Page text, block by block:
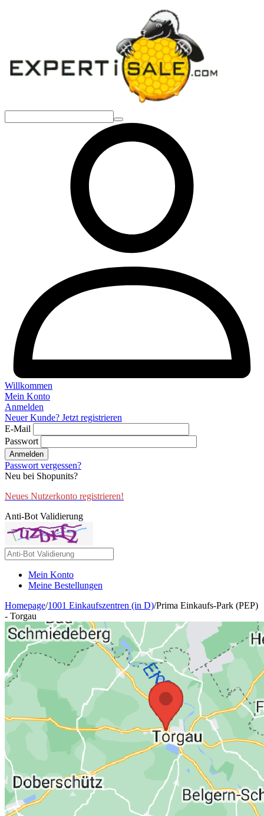
Willkommen
Mein Konto
Anmelden
Neuer Kunde? Jetzt registrieren
E-Mail
Passwort
Anmelden
Passwort vergessen?
Neu bei Shopunits?
Neues Nutzerkonto registrieren!
Anti-Bot Validierung
Mein Konto
Meine Bestellungen
Homepage/1001 Einkaufszentren (in D)/Prima Einkaufs-Park (PEP)
- Torgau